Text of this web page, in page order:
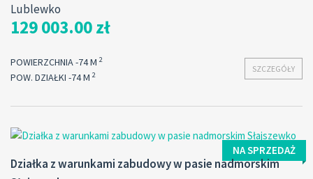
Lublewko
129 003.00 zł
SZCZEGÓŁY
POWIERZCHNIA -74 M 2
POW. DZIAŁKI -74 M 2
NA SPRZEDAŻ
Działka z warunkami zabudowy w pasie nadmorskim